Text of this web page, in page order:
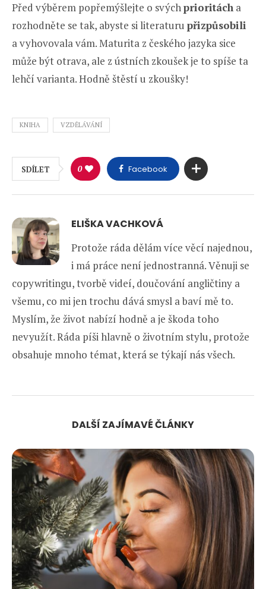
Před výběrem popřemýšlejte o svýchprioritách a
rozhodněte se tak, abyste si literaturu přizpůsobili
a vyhovovala vám. Maturita z českého jazyka sice
může být otrava, ale z ústních zkoušek je to spíše ta
lehčí varianta. Hodně štěstí u zkoušky!
KNIHA VZDĚLÁVÁNÍ
SDÍLET 0 Facebook
ELIŠKA VACHKOVÁ
Protože ráda dělám více věcí najednou,
i má práce není jednostranná. Věnuji se
copywritingu, tvorbě videí, doučování angličtiny a
všemu, co mi jen trochu dává smysl a baví mě to.
Myslím, že život nabízí hodně a je škoda toho
nevyužít. Ráda píši hlavně o životním stylu, protože
obsahuje mnoho témat, která se týkají nás všech.
DALŠÍ ZAJÍMAVÉ ČLÁNKY